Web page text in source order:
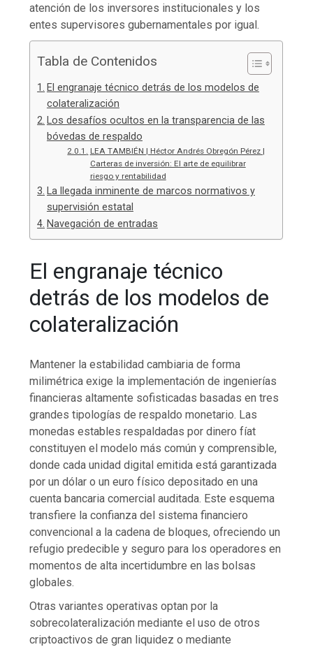
atención de los inversores institucionales y los
entes supervisores gubernamentales por igual.
Tabla de Contenidos
El engranaje técnico detrás de los modelos de
colateralización
Los desafíos ocultos en la transparencia de las
bóvedas de respaldo
LEA TAMBIÉN | Héctor Andrés Obregón Pérez |
Carteras de inversión: El arte de equilibrar
riesgo y rentabilidad
La llegada inminente de marcos normativos y
supervisión estatal
Navegación de entradas
El engranaje técnico
detrás de los modelos de
colateralización
Mantener la estabilidad cambiaria de forma
milimétrica exige la implementación de ingenierías
financieras altamente sofisticadas basadas en tres
grandes tipologías de respaldo monetario. Las
monedas estables respaldadas por dinero fíat
constituyen el modelo más común y comprensible,
donde cada unidad digital emitida está garantizada
por un dólar o un euro físico depositado en una
cuenta bancaria comercial auditada. Este esquema
transfiere la confianza del sistema financiero
convencional a la cadena de bloques, ofreciendo un
refugio predecible y seguro para los operadores en
momentos de alta incertidumbre en las bolsas
globales.
Otras variantes operativas optan por la
sobrecolateralización mediante el uso de otros
criptoactivos de gran liquidez o mediante